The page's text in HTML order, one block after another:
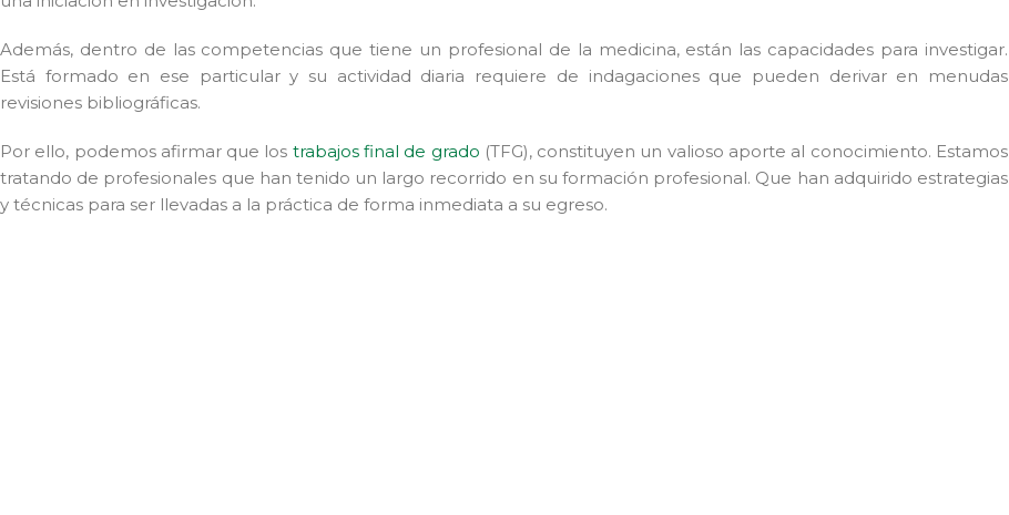
Además, dentro de las competencias que tiene un profesional de la medicina, están las capacidades para investigar.
Está formado en ese particular y su actividad diaria requiere de indagaciones que pueden derivar en menudas
revisiones bibliográficas.
Por ello, podemos afirmar que los trabajos final de grado (TFG), constituyen un valioso aporte al conocimiento. Estamos
tratando de profesionales que han tenido un largo recorrido en su formación profesional. Que han adquirido estrategias
y técnicas para ser llevadas a la práctica de forma inmediata a su egreso.